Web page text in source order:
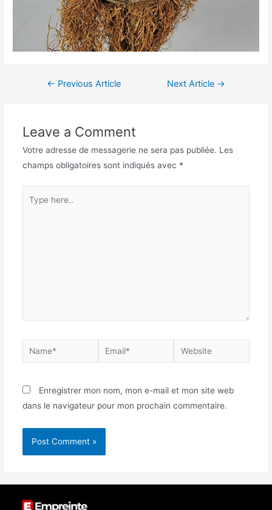
← Previous Article Next Article →
Leave a Comment
Votre adresse de messagerie ne sera pas publiée. Les
champs obligatoires sont indiqués avec *
Enregistrer mon nom, mon e-mail et mon site web
dans le navigateur pour mon prochain commentaire.